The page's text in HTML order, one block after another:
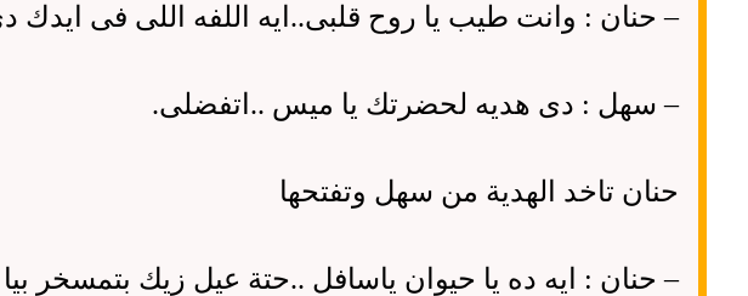
– حنان : وانت طيب يا روح قلبى.. ايه اللفه اللى فى ايدك
– سهل : دى هديه لحضرتك يا ميس .. اتفضلى.
حنان تاخد الهدية من سهل وتفتحها
– حنان : ايه ده يا حيوان ياسافل ..حتة عيل زيك بتمسخر بيا